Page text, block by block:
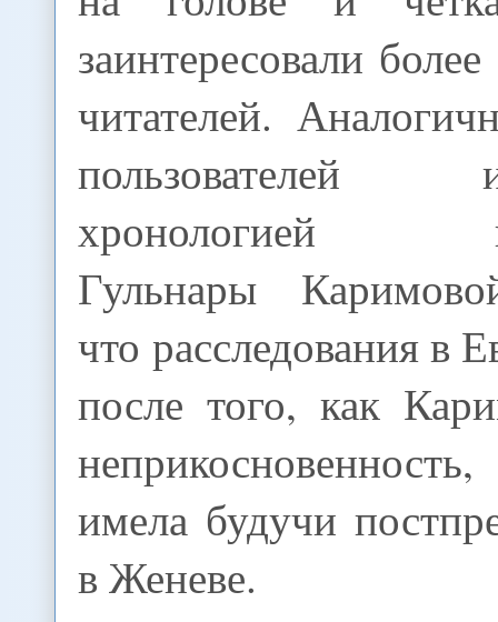
заинтересовали
читателей.
пользователей
хронологией
Гульнары
что расследования в
после того, как
имела будучи
в Женеве.